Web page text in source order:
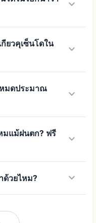
keyboard_arrow_down
ยวคุเซ็นโดใน
keyboard_arrow_down
หมดประมาณ
keyboard_arrow_down
มแม้ฝนตก? ฟรี
keyboard_arrow_down
ด้วยไหม? keyboard_arrow_down